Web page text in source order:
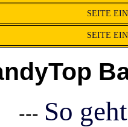
SEITE
SEITE
--- So